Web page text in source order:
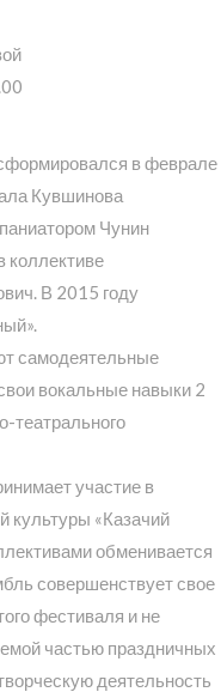
в феврале
Кувшинова
Чунин
коллективе
В 2015 году
самодеятельные
вокальные навыки 2
театрального
участие в
культуры «Казачий
обменивается
совершенствует свое
фестиваля и не
частью праздничных
деятельность